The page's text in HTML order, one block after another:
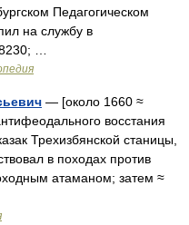
Педагогическом
на службу в
…
— [около 1660 ≈
восстания
Трехизбянской станицы,
в походах против
атаманом; затем ≈